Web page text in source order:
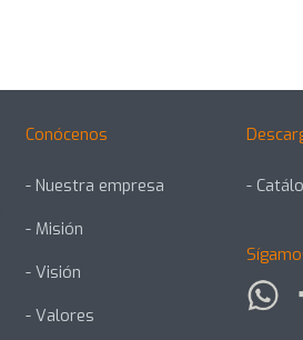
Conócenos
- Nuestra empresa
- Misión
- Visión
- Valores
-